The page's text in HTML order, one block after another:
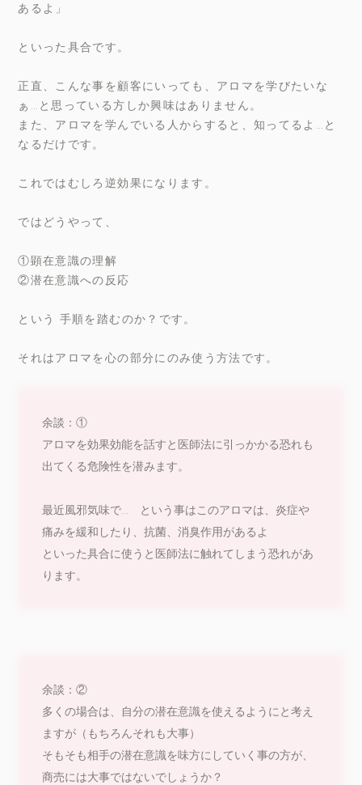
あるよ」
といった具合です。
正直、こんな事を顧客にいっても、アロマを学びたいな
ぁ…と思っている方しか興味はありません。
また、アロマを学んでいる人からすると、知ってるよ…と
なるだけです。
これではむしろ逆効果になります。
ではどうやって、
①顕在意識の理解
②潜在意識への反応
という 手順を踏むのか？です。
それはアロマを心の部分にのみ使う方法です。
余談：①
アロマを効果効能を話すと医師法に引っかかる恐れも
出てくる危険性を潜みます。
最近風邪気味で… という事はこのアロマは、炎症や
痛みを緩和したり、抗菌、消臭作用があるよ
といった具合に使うと医師法に触れてしまう恐れがあ
ります。
余談：②
多くの場合は、自分の潜在意識を使えるようにと考え
ますが（もちろんそれも大事）
そもそも相手の潜在意識を味方にしていく事の方が、
商売には大事ではないでしょうか？